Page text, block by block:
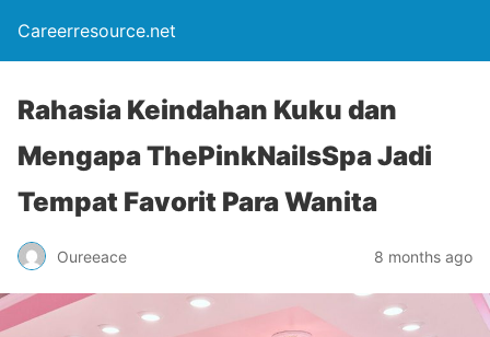
Careerresource.net
Rahasia Keindahan Kuku dan
Mengapa ThePinkNailsSpa Jadi
Tempat Favorit Para Wanita
Oureeace 8 months ago